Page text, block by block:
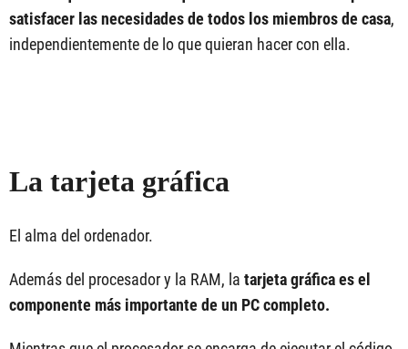
satisfacer las necesidades de todos los miembros de casa,
independientemente de lo que quieran hacer con ella.
La tarjeta gráfica
El alma del ordenador.
Además del procesador y la RAM, la tarjeta gráfica es el
componente más importante de un PC completo.